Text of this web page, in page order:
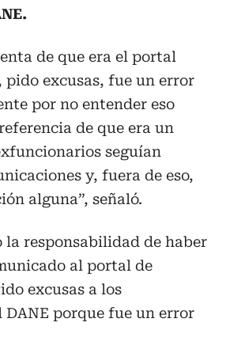
de que era el portal
excusas, fue un error
por no entender eso
de que era un
seguían
y, fuera de eso,
alguna”, señaló.
la responsabilidad de haber
al portal de
excusas a los
porque fue un error